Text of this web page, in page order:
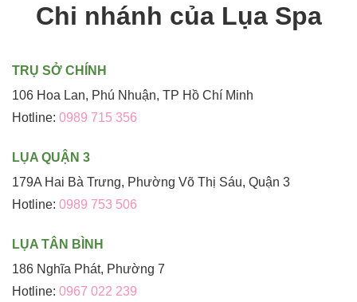
Chi nhánh của Lụa Spa
TRỤ SỞ CHÍNH
106 Hoa Lan, Phú Nhuận, TP Hồ Chí Minh
Hotline: 0989 715 356
LỤA QUẬN 3
179A Hai Bà Trưng, Phường Võ Thị Sáu, Quận 3
Hotline: 0989 753 506
LỤA TÂN BÌNH
186 Nghĩa Phát, Phường 7
Hotline: 0967 022 239